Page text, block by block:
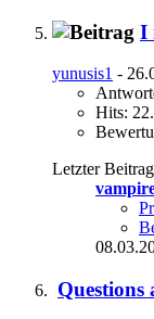
I
yunusis1 -
Hits:
Letzter
Questions